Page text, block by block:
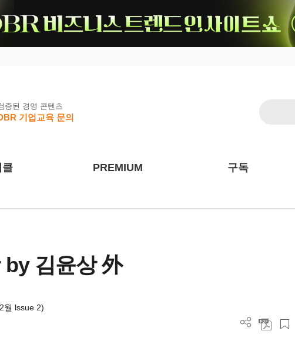
증된 경영 콘텐츠
기업교육 문의
클 PREMIUM 구독
김윤상 外
월 lssue 2)